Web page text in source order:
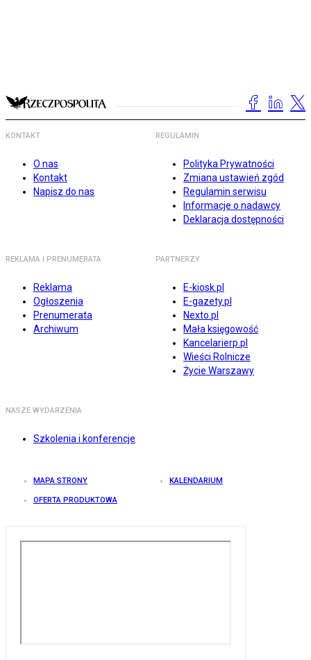
KONTAKT
O nas
Kontakt
Napisz do nas
REGULAMIN
Polityka Prywatności
Zmiana ustawień zgód
Regulamin serwisu
Informacje o nadawcy
Deklaracja dostępności
REKLAMA I PRENUMERATA
Reklama
Ogłoszenia
Prenumerata
Archiwum
PARTNERZY
E-kiosk.pl
E-gazety.pl
Nexto.pl
Mała księgowość
Kancelarierp.pl
Wieści Rolnicze
Życie Warszawy
NASZE WYDARZENIA
Szkolenia i konferencje
MAPA STRONY KALENDARIUM
OFERTA PRODUKTOWA